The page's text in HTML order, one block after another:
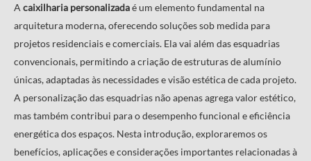
A caixilharia personalizadaé um elemento fundamental na
arquitetura moderna, oferecendo soluções sob medida para
projetos residenciais e comerciais. Ela vai além das esquadrias
convencionais, permitindo a criação de estruturas de alumínio
únicas, adaptadas às necessidades e visão estética de cada projeto.
A personalização das esquadrias não apenas agrega valor estético,
mas também contribui para o desempenho funcional e eficiência
energética dos espaços. Nesta introdução, exploraremos os
benefícios, aplicações e considerações importantes relacionadas à